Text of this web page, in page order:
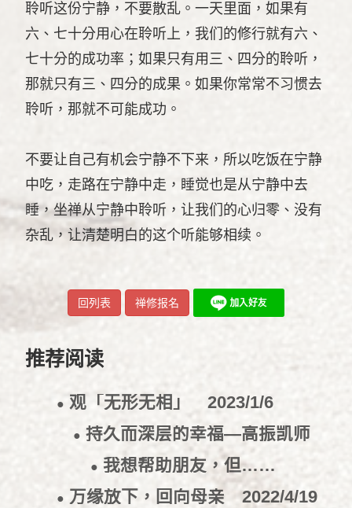
聆听这份宁静，不要散乱。一天里面，如果有
六、七十分用心在聆听上，我们的修行就有六、
七十分的成功率；如果只有用三、四分的聆听，
那就只有三、四分的成果。如果你常常不习惯去
聆听，那就不可能成功。
不要让自己有机会宁静不下来，所以吃饭在宁静
中吃，走路在宁静中走，睡觉也是从宁静中去
睡，坐禅从宁静中聆听，让我们的心归零、没有
杂乱，让清楚明白的这个听能够相续。
回列表 禅修报名
推荐阅读
● 观「无形无相」 2023/1/6
● 持久而深层的幸福—高振凯师
兄 2022/10/5
● 我想帮助朋友，但……
2022/9/15
● 万缘放下，回向母亲2022/4/19